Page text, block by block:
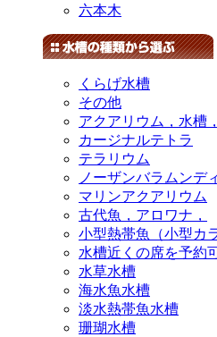
六本木
くらげ水槽
その他
アクアリウム，水槽，
カージナルテトラ
テラリウム
ノーザンバラムンデ
マリンアクアリウム
古代魚，アロワナ，
小型熱帯魚（小型カ
水槽近くの席を予約
水草水槽
海水魚水槽
淡水熱帯魚水槽
珊瑚水槽